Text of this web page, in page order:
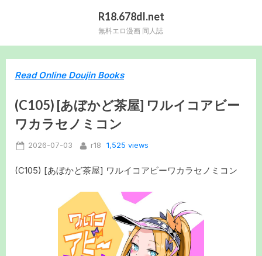
R18.678dl.net
無料エロ漫画 同人誌
Read Online Doujin Books
(C105) [あぼかど茶屋] ワルイコアビー
ワカラセノミコン
Posted
2026-07-03 By
r18 1,525 views
(C105) [あぼかど茶屋] ワルイコアビーワカラセノミコン